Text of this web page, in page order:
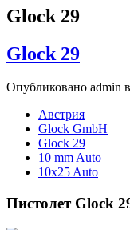
Glock 29
Glock 29
Опубликовано admin
Австрия
Glock GmbH
Glock 29
10 mm Auto
10x25 Auto
Пистолет Glock